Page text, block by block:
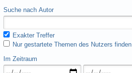
Suche nach Autor
Exakter Treffer
Nur gestartete Themen des Nutzers finden
Im Zeitraum